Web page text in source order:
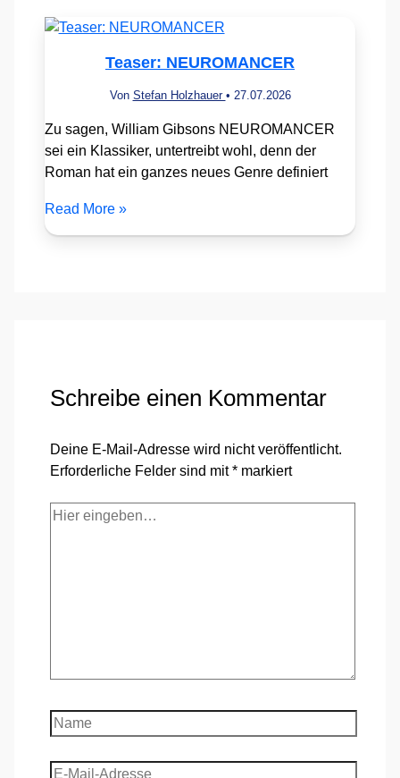
Teaser: NEUROMANCER
Von Stefan Holzhauer • 27.07.2026
Zu sagen, William Gibsons NEUROMANCER
sei ein Klassiker, untertreibt wohl, denn der
Roman hat ein ganzes neues Genre definiert
Read More »
Schreibe einen Kommentar
Deine E-Mail-Adresse wird nicht veröffentlicht.
Erforderliche Felder sind mit* markiert
Hier
Name
E-